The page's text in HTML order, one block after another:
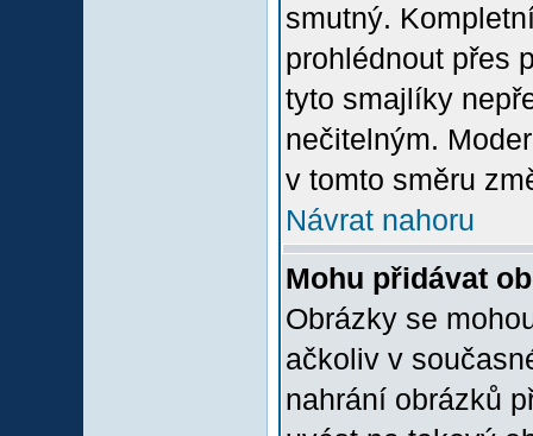
smutný.
prohlédnout přes
tyto smajlíky
nečitelným.
v tomto směru
Návrat nahoru
Mohu přidávat
Obrázky se
ačkoliv v
nahrání obrázků